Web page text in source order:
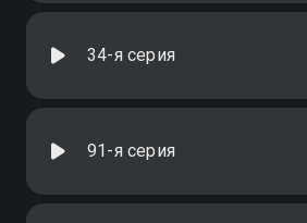
34-я серия
91-я серия